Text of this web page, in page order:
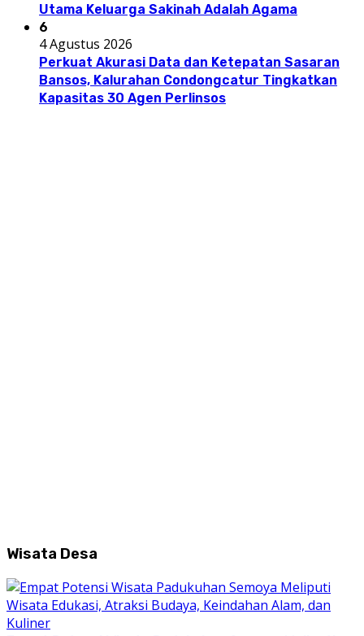
Utama Keluarga Sakinah Adalah Agama
6
4 Agustus 2026
Perkuat Akurasi Data dan Ketepatan Sasaran
Bansos, Kalurahan Condongcatur Tingkatkan
Kapasitas 30 Agen Perlinsos
Wisata Desa